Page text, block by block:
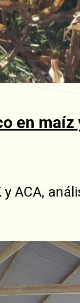
en maíz
ACA,